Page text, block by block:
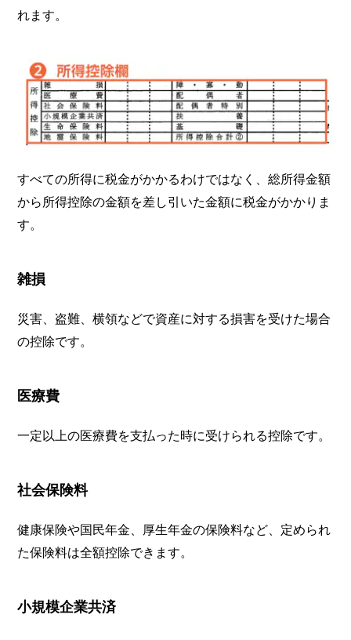
れます。
すべての所得に税金がかかるわけではなく、総所得金額
から所得控除の金額を差し引いた金額に税金がかかりま
す。
雑損
災害、盗難、横領などで資産に対する損害を受けた場合
の控除です。
医療費
一定以上の医療費を支払った時に受けられる控除です。
社会保険料
健康保険や国民年金、厚生年金の保険料など、定められ
た保険料は全額控除できます。
小規模企業共済